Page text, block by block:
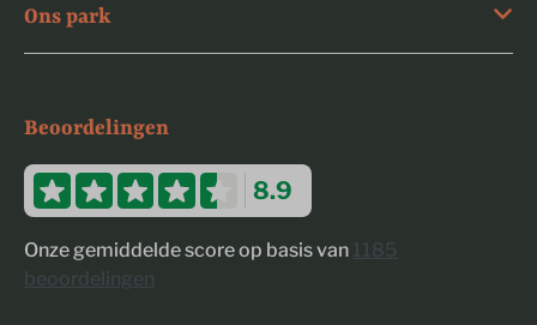
Ons park
Beoordelingen
8.9
Onze gemiddelde score op basis van 1185
beoordelingen